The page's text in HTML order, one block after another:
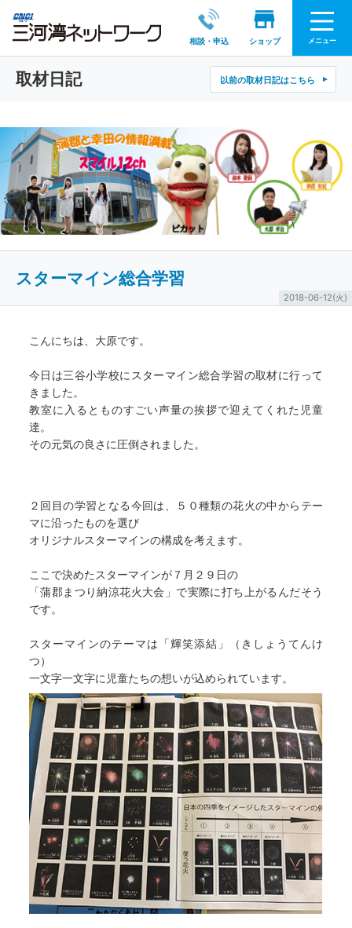
相談・申込 ショップ メニュー
取材日記 以前の取材日記はこちら
スターマイン総合学習
2018-06-12(火)
こんにちは、大原です。
今日は三谷小学校にスターマイン総合学習の取材に行って
きました。
教室に入るとものすごい声量の挨拶で迎えてくれた児童
達。
その元気の良さに圧倒されました。
２回目の学習となる今回は、５０種類の花火の中からテー
マに沿ったものを選び
オリジナルスターマインの構成を考えます。
ここで決めたスターマインが７月２９日の
「蒲郡まつり納涼花火大会」で実際に打ち上がるんだそう
です。
スターマインのテーマは「輝笑添結」（きしょうてんけ
つ）
一文字一文字に児童たちの想いが込められています。